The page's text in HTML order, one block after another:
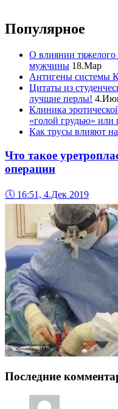
Популярное
О влиянии тяжелого
мужчины 18.Мар
Антигены системы
Цитаты из
лучшие перлы!
Клиника
«голой грудью» или
Как трусы влияют
Что такое
операции
🕔 16:51, 4.Дек 2019
Последние